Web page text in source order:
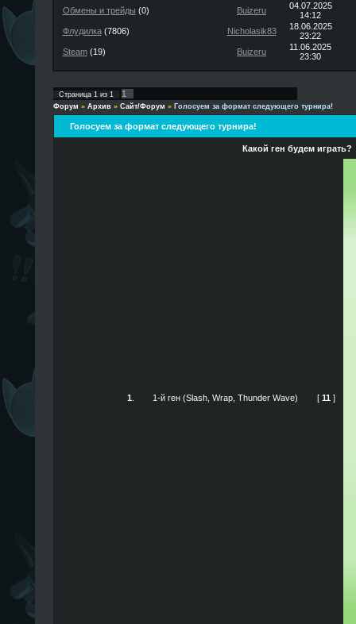
Обмены и трейды (0) Buizeru
04.07.2025
14:12
Флудилка(7806) Nicholasik83
18.06.2025
23:22
Steam(19) Buizeru
11.06.2025
23:30
Страница 1из 1 1
Форум » Архив » Сайт/Форум » Голосуем за формат следующего турнира!
Голосуем за формат следующего турнира!
Какой ген будем играть?
1 1-й ген (Slash, Wrap, Thunder Wave) [ 11 ]